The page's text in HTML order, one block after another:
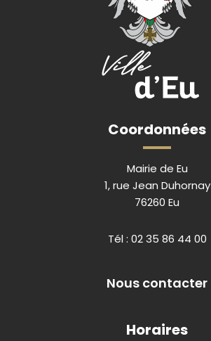
Coordonnées
Mairie de Eu
1, rue Jean Duhornay
76260 Eu
Tél : 02 35 86 44 00
Nous contacter
Horaires